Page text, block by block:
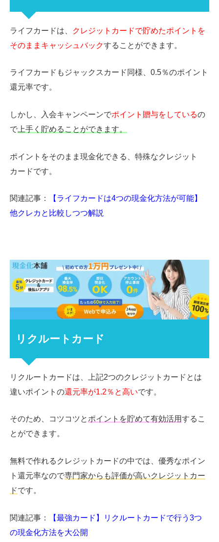
ライフカードは、
クレジットカードで貯めたポイントを
そのままキャッシュバックすることができます。
ライフカードもジャックスカード同様、 0.5％のポイント
還元率です。
しかし、入会キャンペーンでポイント贈与をしているの
で 上手く貯めることができます。
ポイントをそのまま現金化できる、特殊なクレジット
カードです。
関連記事：
【ライフカードは4つの現金化方法が可能】
他クレカと比較しつつ解説
リクルートカード
リクルートカードは、上記2つのクレジットカードとは
違いポイントの還元率が1.2％と高いです。
そのため、コツコツとポイントを貯めて有効活用するこ
とができます。
無料で作れるクレジットカードの中では、優秀なポイン
ト還元率なので専門家からも評価が高いクレジットカー
ドです。
関連記事：
【最強カード】リクルートカードで行う3つ
の現金化方法を大公開